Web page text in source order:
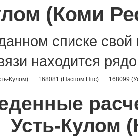
(Коми
списке
находится
Кулом) 168081 (Паспом Ппс) 168099
Усть-Кулом